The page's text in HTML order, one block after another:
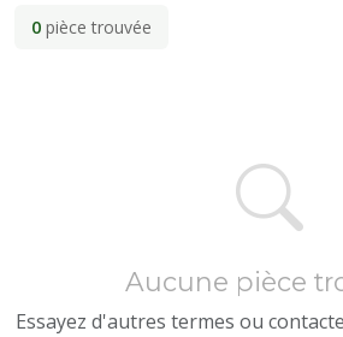
0 pièce trouvée
Aucune pièce
Essayez d'autres termes ou